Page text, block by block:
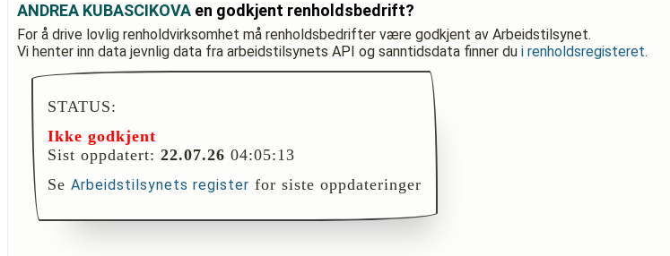
ANDREA KUBASCIKOVA en godkjent renholdsbedrift?
For å drive lovlig renholdvirksomhet må renholdsbedrifter være godkjent av Arbeidstilsynet.
Vi henter inn data jevnlig data fra arbeidstilsynets API og sanntidsdata finner du i renholdsregisteret.
STATUS:
Ikke godkjent
Sist oppdatert: 22.07.26 04:05:13
Se Arbeidstilsynets register for siste oppdateringer